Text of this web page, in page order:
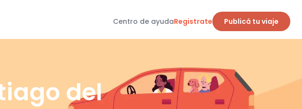
Centro de ayudaRegistrate Publicá tu viaje
del